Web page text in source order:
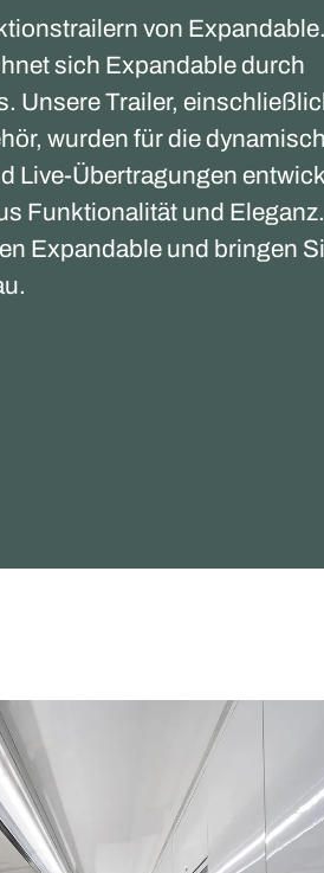
von
sich Expandable durch
Unsere Trailer,
wurden für die
Live-Übertragungen
Funktionalität und Eleganz.
Expandable und bringen